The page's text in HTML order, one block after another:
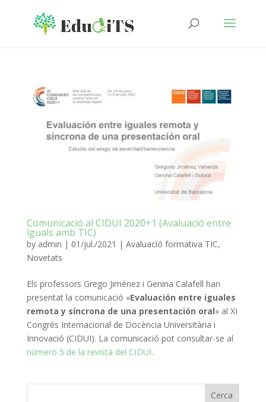
Comunicació al CIDUI 2020+1 (Avaluació entre
iguals amb TIC)
by admin | 01/jul./2021 | Avaluació formativa TIC,
Novetats
Els professors Grego Jiménez i Genina Calafell han
presentat la comunicació «Evaluación entre iguales
remota y síncrona de una presentación oral» al XI
Congrés Internacional de Docència Universitària i
Innovació (CIDUI). La comunicació pot consultar-se al
número 5 de la revista del CIDUI.
Cerca